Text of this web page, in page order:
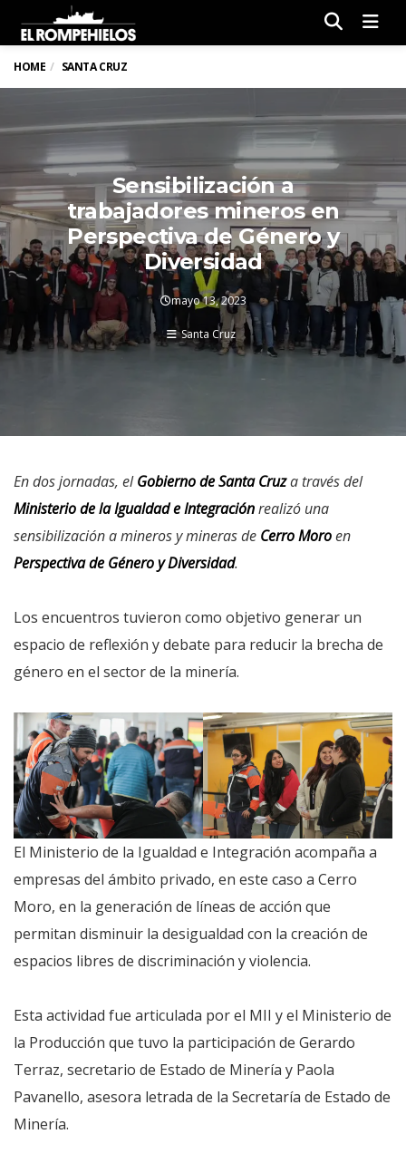
HOME SANTA CRUZ
Sensibilización a
trabajadores mineros en
Perspectiva de Género y
Diversidad
mayo 13, 2023
Santa Cruz
En dos jornadas, elGobierno de Santa Cruza través del
Ministerio de la Igualdad e Integraciónrealizó una
sensibilización a mineros y mineras de Cerro Moroen
Perspectiva de Género y Diversidad.
Los encuentros tuvieron como objetivo generar un
espacio de reflexión y debate para reducir la brecha de
género en el sector de la minería.
El Ministerio de la Igualdad e Integración acompaña a
empresas del ámbito privado, en este caso a Cerro
Moro, en la generación de líneas de acción que
permitan disminuir la desigualdad con la creación de
espacios libres de discriminación y violencia.
Esta actividad fue articulada por el MII y el Ministerio de
la Producción que tuvo la participación de Gerardo
Terraz, secretario de Estado de Minería y Paola
Pavanello, asesora letrada de la Secretaría de Estado de
Minería.